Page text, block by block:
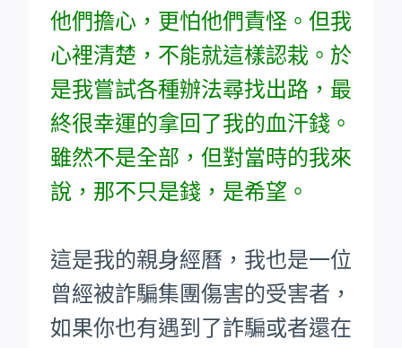
他們擔心，更怕他們責怪。但我
心裡清楚，不能就這樣認栽。於
是我嘗試各種辦法尋找出路，最
終很幸運的拿回了我的血汗錢。
雖然不是全部，但對當時的我來
說，那不只是錢，是希望。
這是我的親身經曆，我也是一位
曾經被詐騙集團傷害的受害者，
如果你也有遇到了詐騙或者還在